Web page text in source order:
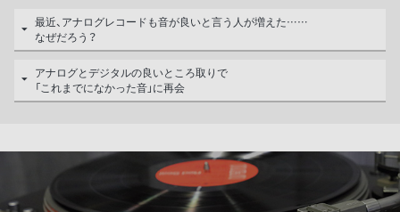
最近、アナログレコードも音が良いと言う人が増えた……
なぜだろう？
アナログとデジタルの良いところ取りで
「これまでになかった音」に再会